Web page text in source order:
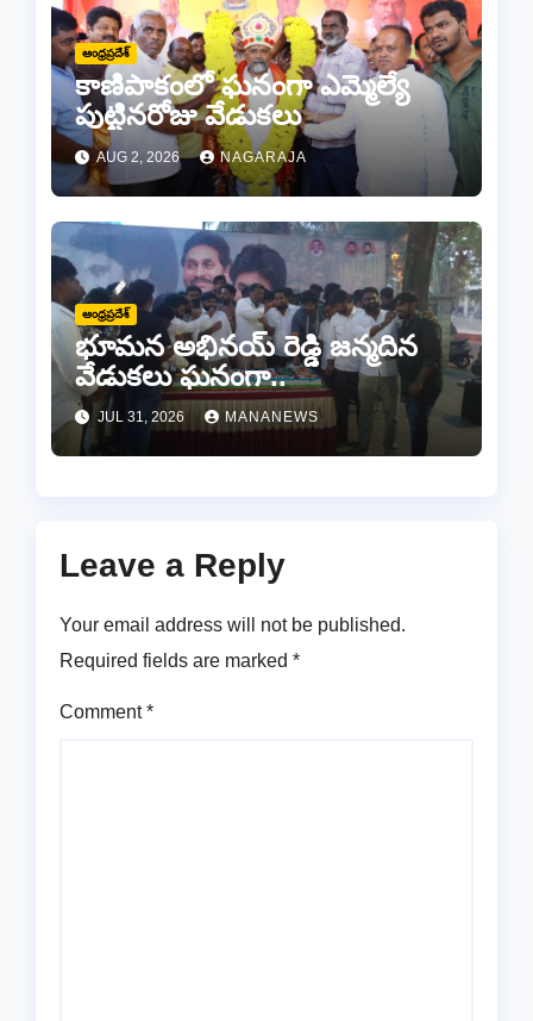
ఆంధ్రప్రదేశ్
కాణిపాకంలో ఘనంగా ఎమ్మెల్యే
పుట్టినరోజు వేడుకలు
AUG 2, 2026 NAGARAJA
ఆంధ్రప్రదేశ్
భూమన అభినయ్ రెడ్డి జన్మదిన
వేడుకలు ఘనంగా..
JUL 31, 2026 MANANEWS
Leave a Reply
Your email address will not be published.
Required fields are marked *
Comment*